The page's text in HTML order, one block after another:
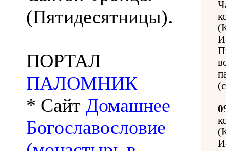
(Пятидесятницы).
ПОРТАЛ
ПАЛОМНИК
* Сайт Домашнее
Богославословие